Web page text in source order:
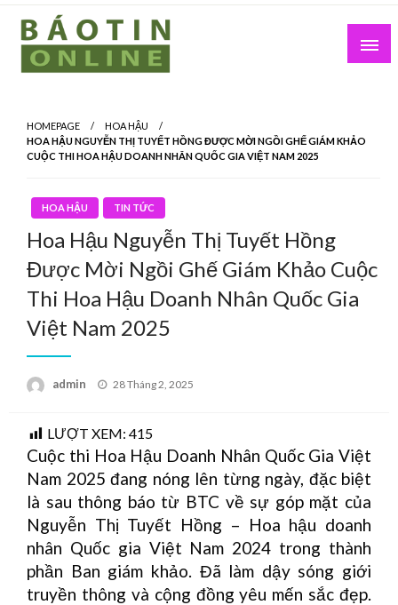
Skip
content
HOMEPAGE
HOA HẬU
HOA HẬU NGUYỄN THỊ TUYẾT HỒNG ĐƯỢC MỜI NGỒI GHẾ GIÁM KHẢO
CUỘC THI HOA HẬU DOANH NHÂN QUỐC GIA VIỆT NAM 2025
HOA HẬU TIN TỨC
Hoa Hậu Nguyễn Thị Tuyết Hồng
Được Mời Ngồi Ghế Giám Khảo Cuộc
Thi Hoa Hậu Doanh Nhân Quốc Gia
Việt Nam 2025
admin
Posted
28 Tháng 2, 2025
LƯỢT XEM: 415
Cuộc thi Hoa Hậu Doanh Nhân Quốc Gia Việt
Nam 2025 đang nóng lên từng ngày, đặc biệt
là sau thông báo từ BTC về sự góp mặt của
Nguyễn Thị Tuyết Hồng – Hoa hậu doanh
nhân Quốc gia Việt Nam 2024 trong thành
phần Ban giám khảo. Đã làm dậy sóng giới
truyền thông và cộng đồng yêu mến sắc đẹp.